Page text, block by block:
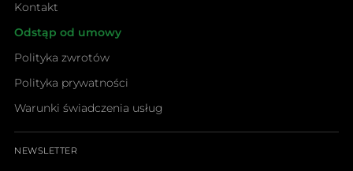
Kontakt
Odstąp od umowy
Polityka zwrotów
Polityka prywatności
Warunki świadczenia usług
NEWSLETTER